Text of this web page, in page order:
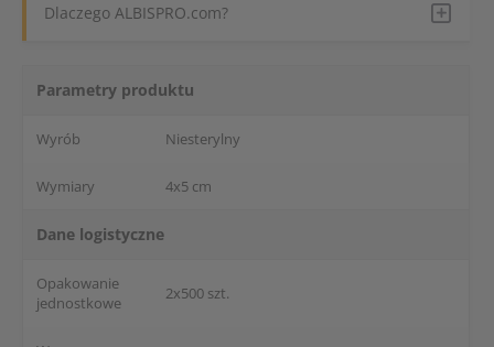
Dlaczego ALBISPRO.com?
Parametry produktu
Wyrób Niesterylny
Wymiary 4x5 cm
Dane logistyczne
Opakowanie
jednostkowe
2x500 szt.